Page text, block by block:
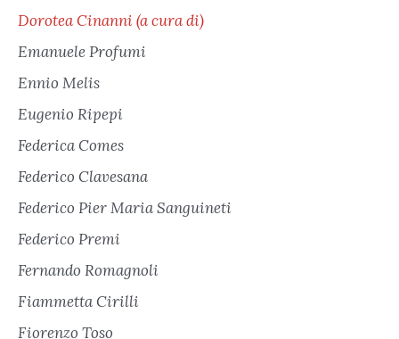
Dorotea Cinanni (a cura di)
Emanuele Profumi
Ennio Melis
Eugenio Ripepi
Federica Comes
Federico Clavesana
Federico Pier Maria Sanguineti
Federico Premi
Fernando Romagnoli
Fiammetta Cirilli
Fiorenzo Toso